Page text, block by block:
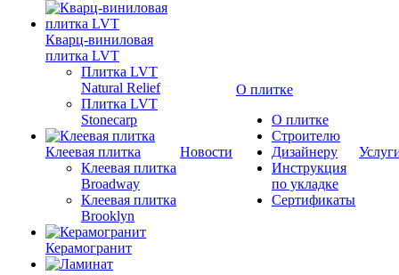
Кварц-виниловая
плитка LVT
Плитка LVT
Natural Relief
Плитка LVT
Stonecarp
Клеевая плитка
Клеевая плитка
Broadway
Клеевая плитка
Brooklyn
Керамогранит
Новости
О плитке
О плитке
Строителю
Дизайнеру
Инструкция
по укладке
Сертификаты